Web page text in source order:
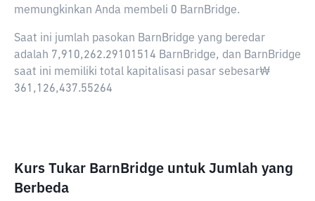
memungkinkan Anda membeli 0 BarnBridge.
Saat ini jumlah pasokan BarnBridge yang beredar
adalah 7,910,262.29101514 BarnBridge, dan BarnBridge
saat ini memiliki total kapitalisasi pasar sebesar₩
361,126,437.55264
Kurs Tukar BarnBridge untuk Jumlah yang
Berbeda